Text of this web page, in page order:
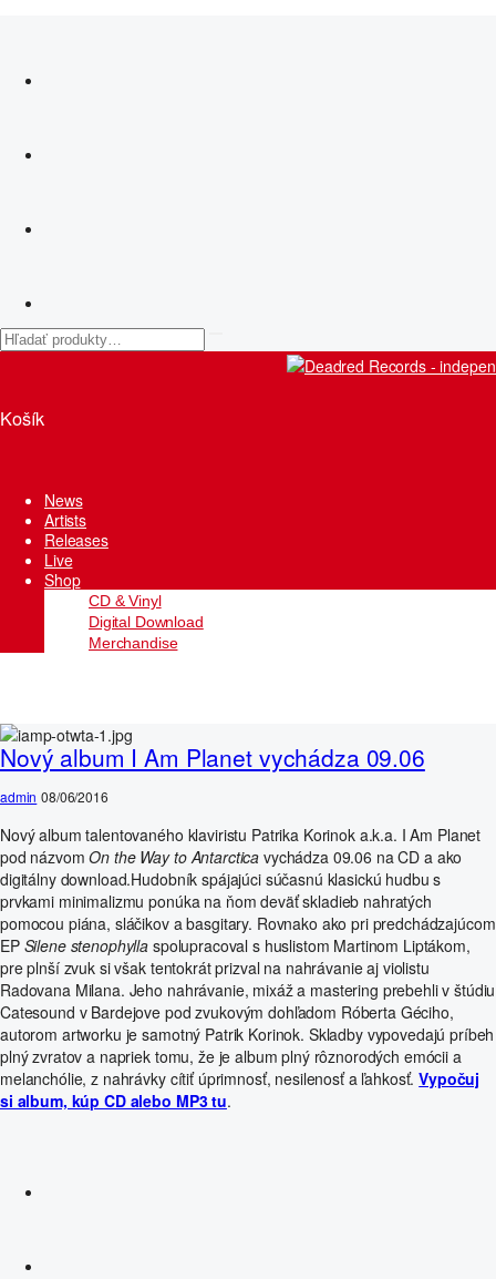
Košík
News
Artists
Releases
Live
Shop
CD & Vinyl
Digital Download
Merchandise
Nový album I Am Planet vychádza 09.06
admin 08/06/2016
Nový album talentovaného klaviristu Patrika Korinok a.k.a. I Am Planet
pod názvomOn the Way to Antarctica vychádza 09.06 na CD a ako
digitálny download.Hudobník spájajúci súčasnú klasickú hudbu s
prvkami minimalizmu ponúka na ňom deväť skladieb nahratých
pomocou piána, sláčikov a basgitary. Rovnako ako pri predchádzajúcom
EP Silene stenophylla spolupracoval s huslistom Martinom Liptákom,
pre plnší zvuk si však tentokrát prizval na nahrávanie aj violistu
Radovana Milana. Jeho nahrávanie, mixáž a mastering prebehli v štúdiu
Catesound v Bardejove pod zvukovým dohľadom Róberta Géciho,
autorom artworku je samotný Patrik Korinok. Skladby vypovedajú príbeh
plný zvratov a napriek tomu, že je album plný rôznorodých emócii a
melanchólie, z nahrávky cítiť úprimnosť, nesilenosť a ľahkosť.Vypočuj
si album, kúp CD alebo MP3 tu.